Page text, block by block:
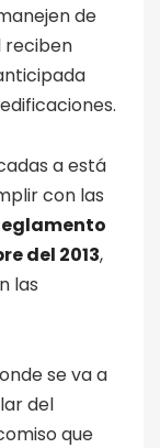
de
reciben
a está
con las
del 2013,
las
se va a
del
que